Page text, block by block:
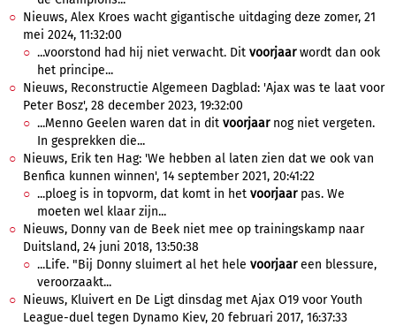
Nieuws, Alex Kroes wacht gigantische uitdaging deze zomer, 21
mei 2024, 11:32:00
...voorstond had hij niet verwacht. Dit voorjaarwordt dan ook
het principe...
Nieuws, Reconstructie Algemeen Dagblad: 'Ajax was te laat voor
Peter Bosz', 28 december 2023, 19:32:00
...Menno Geelen waren dat in dit voorjaarnog niet vergeten.
In gesprekken die...
Nieuws, Erik ten Hag: 'We hebben al laten zien dat we ook van
Benfica kunnen winnen', 14 september 2021, 20:41:22
...ploeg is in topvorm, dat komt in het voorjaarpas. We
moeten wel klaar zijn...
Nieuws, Donny van de Beek niet mee op trainingskamp naar
Duitsland, 24 juni 2018, 13:50:38
...Life. "Bij Donny sluimert al het hele voorjaareen blessure,
veroorzaakt...
Nieuws, Kluivert en De Ligt dinsdag met Ajax O19 voor Youth
League-duel tegen Dynamo Kiev, 20 februari 2017, 16:37:33